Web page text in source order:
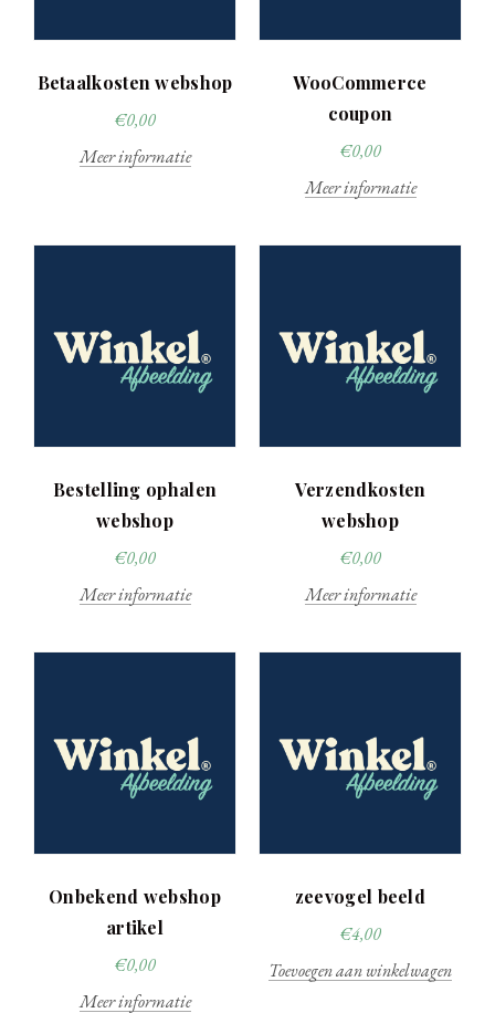
Betaalkosten webshop
€0,00
Meer informatie
WooCommerce
coupon
€0,00
Meer informatie
Bestelling ophalen
webshop
€0,00
Meer informatie
Verzendkosten
webshop
€0,00
Meer informatie
Onbekend webshop
artikel
€0,00
Meer informatie
zeevogel beeld
€4,00
Toevoegen aan winkelwagen